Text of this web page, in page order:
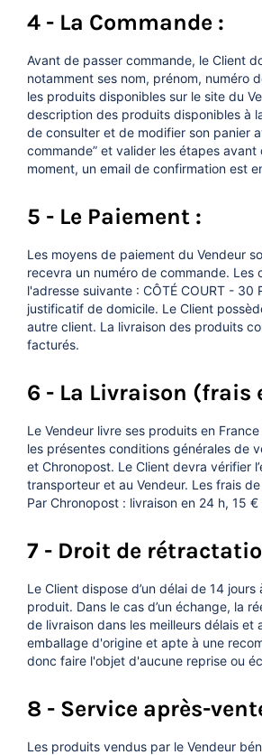
4 - La Commande :
Avant de passer commande, le Client
notamment ses nom, prénom, numéro
les produits disponibles sur le site du
description des produits disponibles à
de consulter et de modifier son panier
commande” et valider les étapes
moment, un email de confirmation est
5 - Le Paiement :
Les moyens de paiement du Vendeur
recevra un numéro de commande.
l'adresse suivante : CÔTÉ COURT -
justificatif de domicile. Le Client
autre client. La livraison des produits
facturés.
6 - La Livraison (frais
Le Vendeur livre ses produits en
les présentes conditions générales de
et Chronopost. Le Client devra vérifier
transporteur et au Vendeur. Les frais
Par Chronopost : livraison en 24 h, 15
7 - Droit de
Le Client dispose d’un délai de 14
produit. Dans le cas d’un échange, la
de livraison dans les meilleurs délais
emballage d'origine et apte à une
donc faire l'objet d'aucune reprise ou
8 - Service après-
Les produits vendus par le Vendeur